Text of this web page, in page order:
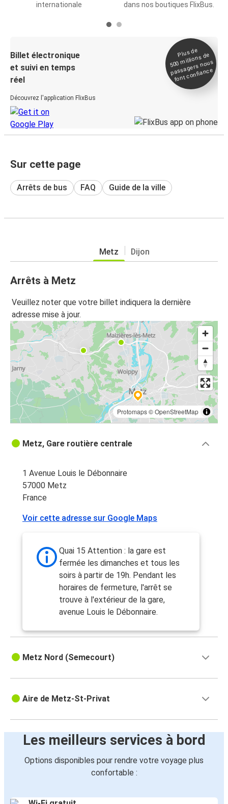
internationale
dans nos boutiques FlixBus.
Billet électronique
et suivi en temps
réel
Découvrez l'application FlixBus
Plus de
500
millions de
passagers nous
font confiance
Sur cette page
Arrêts de bus FAQ Guide de la ville
Metz Dijon
Arrêts à Metz
Veuillez noter que votre billet indiquera la dernière
adresse mise à jour.
Protomaps©OpenStreetMap
Metz, Gare routière centrale
1 Avenue Louis le Débonnaire
57000 Metz
France
Voir cette adresse sur Google Maps
Quai 15 Attention : la gare est
fermée les dimanches et tous les
soirs à partir de 19h. Pendant les
horaires de fermeture, l'arrêt se
trouve à l'extérieur de la gare,
avenue Louis le Débonnaire.
Metz Nord (Semecourt)
Aire de Metz-St-Privat
Les meilleurs services à bord
Options disponibles pour rendre votre voyage plus
confortable :